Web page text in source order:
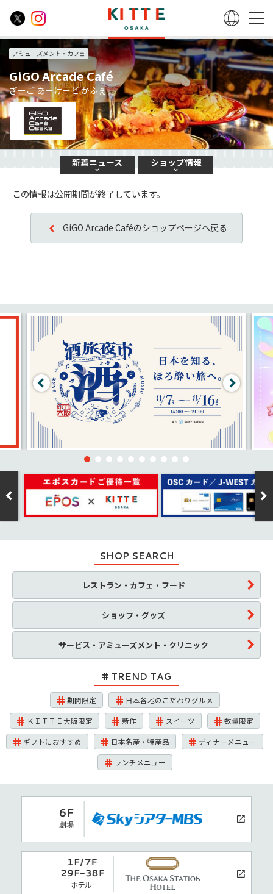
アミューズメント・カフェ
GiGO Arcade Café
ぎーご あーけーど かふぇ
新着ニュース ショップ情報
この情報は公開期間が終了しています。
GiGO Arcade Caféのショップページへ戻る
SHOP SEARCH
レストラン・カフェ・フード
ショップ・グッズ
サービス・アミューズメント・クリニック
TREND TAG
期間限定 日本各地のこだわりグルメ
ＫＩＴＴＥ大阪限定 新作 スイーツ 数量限定
ギフトにおすすめ 日本名産・特産品 ディナーメニュー
ランチメニュー